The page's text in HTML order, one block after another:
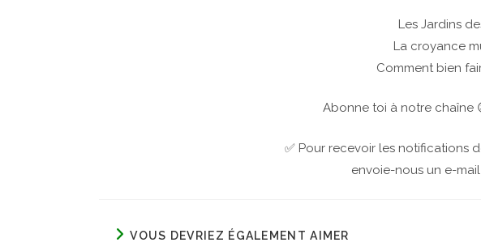
Les Jardins
La croyance
Comment bien
Abonne toi à notre chaîne
✅ Pour recevoir les notifications
envoie-nous un e-mail
VOUS DEVRIEZ ÉGALEMENT AIMER